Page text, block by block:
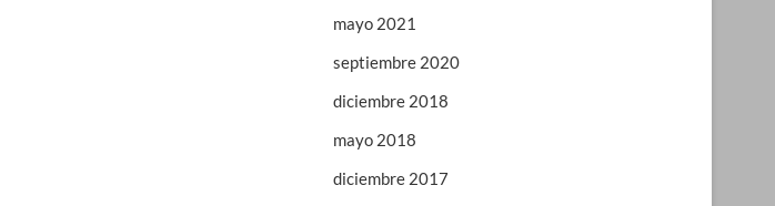
mayo 2021
septiembre 2020
diciembre 2018
mayo 2018
diciembre 2017